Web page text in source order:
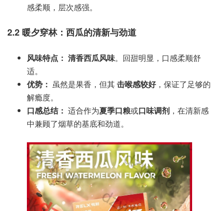
感柔顺，层次感强。
2.2 暖夕穿林：西瓜的清新与劲道
风味特点： 清香西瓜风味。回甜明显，口感柔顺舒
适。
优势： 虽然是果香，但其击喉感较好，保证了足够的
解瘾度。
口感总结： 适合作为夏季口粮或口味调剂 ，在清新感
中兼顾了烟草的基底和劲道。